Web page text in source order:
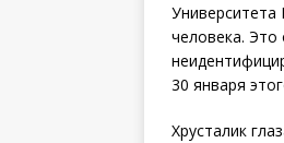
Университета
человека.
30 января
Хрусталик